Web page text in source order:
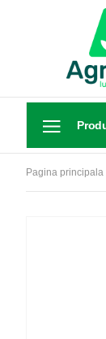
Pagina principala